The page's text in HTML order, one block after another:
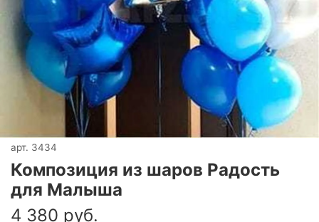
арт. 3434
Композиция из шаров Радость
для Малыша
4 380 руб.